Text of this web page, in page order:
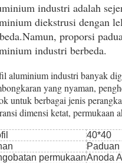
industri adalah
diekstrusi dengan
proporsi
industri berbeda.
aluminium industri banyak
yang nyaman,
untuk berbagai jenis
dimensi ketat, permukaan
40*40
permukaanAnoda